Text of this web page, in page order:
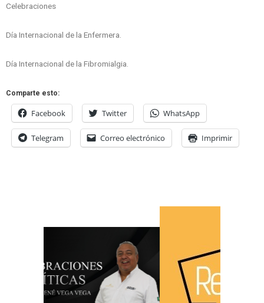
Celebraciones
Día Internacional de la Enfermera.
Día Internacional de la Fibromialgia.
Comparte esto:
Facebook Twitter WhatsApp
Telegram Correo electrónico Imprimir